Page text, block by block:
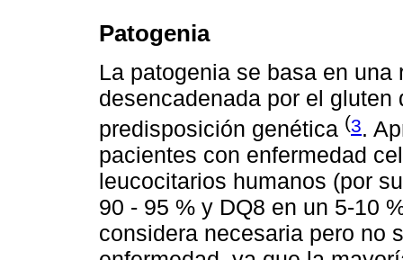
Patogenia
La patogenia se basa en una
desencadenada por el
predisposición genética (3.
pacientes con enfermedad
leucocitarios humanos (por
90 - 95 % y DQ8 en un 5-10
considera necesaria pero no